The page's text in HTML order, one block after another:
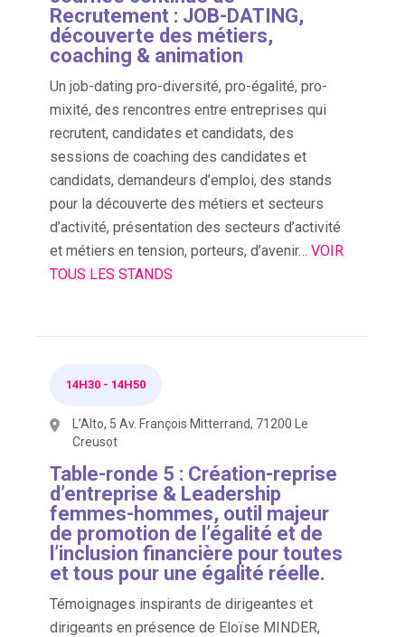
Recrutement : JOB-DATING,
découverte des métiers,
coaching & animation
Un job-dating pro-diversité, pro-égalité, pro-
mixité, des rencontres entre entreprises qui
recrutent, candidates et candidats, des
sessions de coaching des candidates et
candidats, demandeurs d’emploi, des stands
pour la découverte des métiers et secteurs
d’activité, présentation des secteurs d’activité
et métiers en tension, porteurs, d’avenir… VOIR
TOUS LES STANDS
14H30 - 14H50
L’Alto, 5 Av. François Mitterrand, 71200 Le
Creusot
Table-ronde 5 : Création-reprise
d’entreprise & Leadership
femmes-hommes, outil majeur
de promotion de l’égalité et de
l’inclusion financière pour toutes
et tous pour une égalité réelle.
Témoignages inspirants de dirigeantes et
dirigeants en présence de Eloïse MINDER,